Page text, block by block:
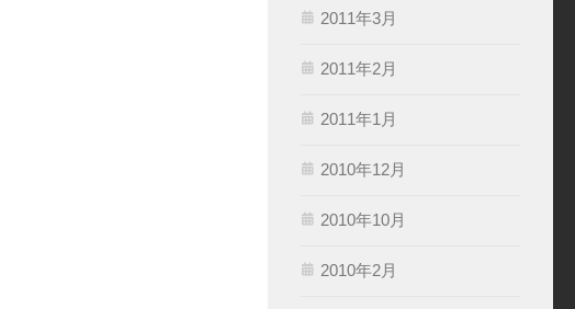
2011年3月
2011年2月
2011年1月
2010年12月
2010年10月
2010年2月